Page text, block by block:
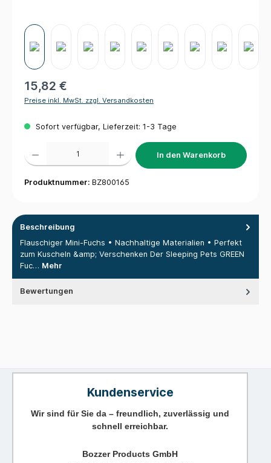
15,82 €
Preise inkl. MwSt. zzgl. Versandkosten
Sofort verfügbar, Lieferzeit: 1-3 Tage
Produkt Anzahl: Gib den gewünschten Wert ein oder benutze die Schaltflächen um die
In den Warenkorb
Produktnummer: BZ800165
Beschreibung
Flauschiger Mini-Fuchs • Nachhaltige Materialien • Perfekt
zum Kuscheln &amp; Verschenken Der Sleeping Pets GREEN
Fuc… Mehr
Bewertungen
Kundenservice
Wir sind für Sie da – freundlich, zuverlässig und
schnell erreichbar.
Bozzer Products GmbH